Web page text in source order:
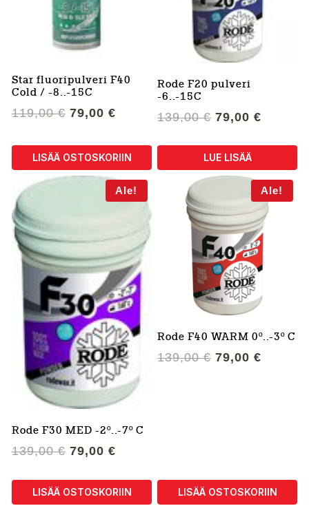
Star fluoripulveri F40
Cold / -8..-15C
119,00€ Alkuperäinen
oli:
119,00 €.
79,00 € Nykyinen
on:
79,00 €.
LISÄÄ OSTOSKORIIN
Rode F20 pulveri
-6..-15C
139,00€ Alkuperäinen
oli:
139,00 €.
79,00 €
on:
LUE LISÄÄ
Ale!
Rode F30 MED -2º..-7º C
139,00€ Alkuperäinen
oli:
139,00 €.
79,00 €
on:
79,00 €.
LISÄÄ OSTOSKORIIN
Ale!
Rode F40 WARM 0º..-3º C
139,00€ Alkuperäinen
79,00 €
LISÄÄ OSTOSKORIIN